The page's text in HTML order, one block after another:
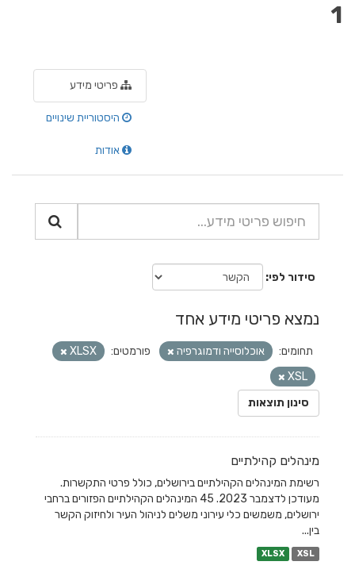
1
פריטי מידע
היסטוריית שינויים
אודות
סידור לפי
נמצא פריטי מידע אחד
תחומים: אוכלוסייה ודמוגרפיה פורמטים:
XLSX
XSL
סינון תוצאות
מינהלים קהילתיים
רשימת המינהלים הקהילתיים בירושלים, כולל פרטי התקשרות.
מעודכן לדצמבר 2023. 45 המינהלים הקהילתיים הפזורים ברחבי
ירושלים, משמשים כלי עירוני משלים לניהול העיר ולחיזוק הקשר
בין...
XLSX XSL